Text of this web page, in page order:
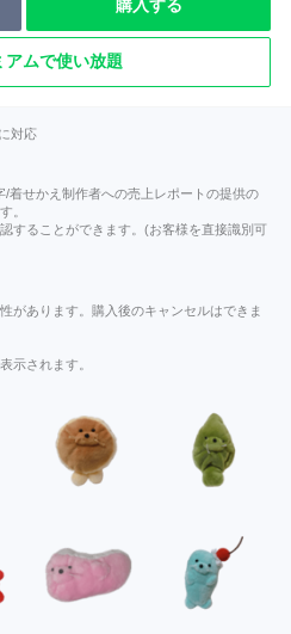
購入する
アムで使い放題
対応
着せかえ制作者への売上レポートの提供の
。
することができます。(お客様を直接識別可
があります。購入後のキャンセルはできま
示されます。